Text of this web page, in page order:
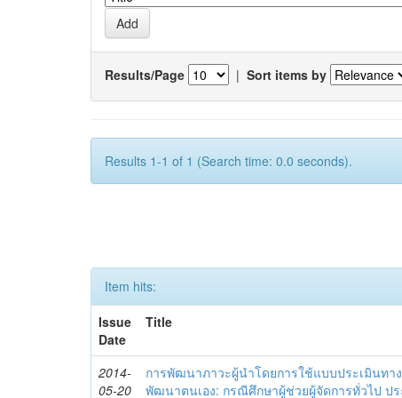
Results/Page | Sort items by
Results 1-1 of 1 (Search time: 0.0 seconds).
Item hits:
Issue
Date
Title
2014-
05-20
การพัฒนาภาวะผู้นำโดยการใช้แบบประเมินทา
พัฒนาตนเอง: กรณีศึกษาผู้ช่วยผู้จัดการทั่วไป ป